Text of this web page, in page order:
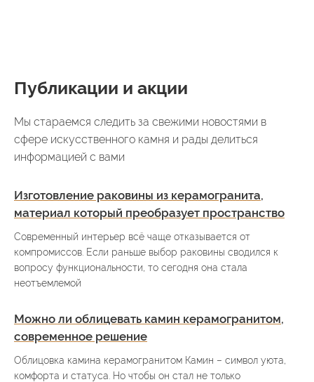
Публикации и акции
Мы стараемся следить за свежими новостями в
сфере искусственного камня и рады делиться
информацией с вами
Изготовление раковины из керамогранита,
материал который преобразует пространство
Современный интерьер всё чаще отказывается от
компромиссов. Если раньше выбор раковины сводился к
вопросу функциональности, то сегодня она стала
неотъемлемой
Можно ли облицевать камин керамогранитом,
современное решение
Облицовка камина керамогранитом Камин – символ уюта,
комфорта и статуса. Но чтобы он стал не только